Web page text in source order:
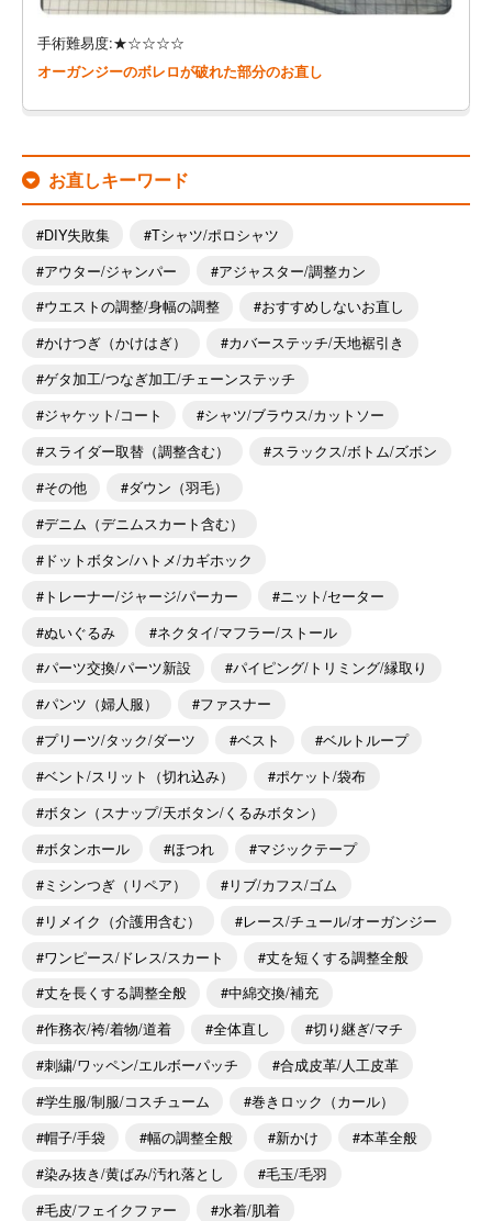
手術難易度:★☆☆☆☆
オーガンジーのボレロが破れた部分のお直し
お直しキーワード
DIY失敗集
Tシャツ/ポロシャツ
アウター/ジャンパー
アジャスター/調整カン
ウエストの調整/身幅の調整
おすすめしないお直し
かけつぎ（かけはぎ）
カバーステッチ/天地裾引き
ゲタ加工/つなぎ加工/チェーンステッチ
ジャケット/コート
シャツ/ブラウス/カットソー
スライダー取替（調整含む）
スラックス/ボトム/ズボン
その他
ダウン（羽毛）
デニム（デニムスカート含む）
ドットボタン/ハトメ/カギホック
トレーナー/ジャージ/パーカー
ニット/セーター
ぬいぐるみ
ネクタイ/マフラー/ストール
パーツ交換/パーツ新設
パイピング/トリミング/縁取り
パンツ（婦人服）
ファスナー
プリーツ/タック/ダーツ
ベスト
ベルトループ
ベント/スリット（切れ込み）
ポケット/袋布
ボタン（スナップ/天ボタン/くるみボタン）
ボタンホール
ほつれ
マジックテープ
ミシンつぎ（リペア）
リブ/カフス/ゴム
リメイク（介護用含む）
レース/チュール/オーガンジー
ワンピース/ドレス/スカート
丈を短くする調整全般
丈を長くする調整全般
中綿交換/補充
作務衣/袴/着物/道着
全体直し
切り継ぎ/マチ
刺繍/ワッペン/エルボーパッチ
合成皮革/人工皮革
学生服/制服/コスチューム
巻きロック（カール）
帽子/手袋
幅の調整全般 新かけ
本革全般
染み抜き/黄ばみ/汚れ落とし
毛玉/毛羽
毛皮/フェイクファー
水着/肌着